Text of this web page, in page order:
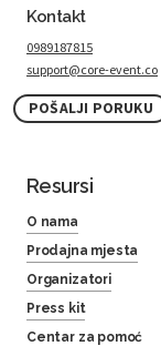
Kontakt
0989187815
support@core-event.co
POŠALJI PORUKU
Resursi
O nama
Prodajna mjesta
Organizatori
Press kit
Centar za pomoć